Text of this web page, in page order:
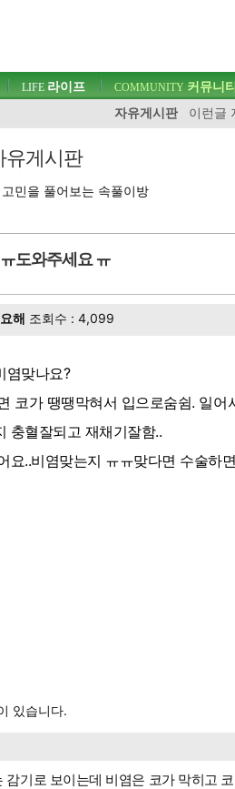
LIFE 라이프 COMMUNITY 커뮤니
자유게시판
이런글
유게시판
민을 풀어보는 속풀이방
도와주세요 ㅠ
해 조회수 : 4,099
염맞나요?
코가 땡땡막혀서 입으로숨쉼. 일어
충혈잘되고 재채기잘함..
요..비염맞는지 ㅠㅠ맞다면 수술하
있습니다.
감기로 보이는데 비염은 코가 막히고